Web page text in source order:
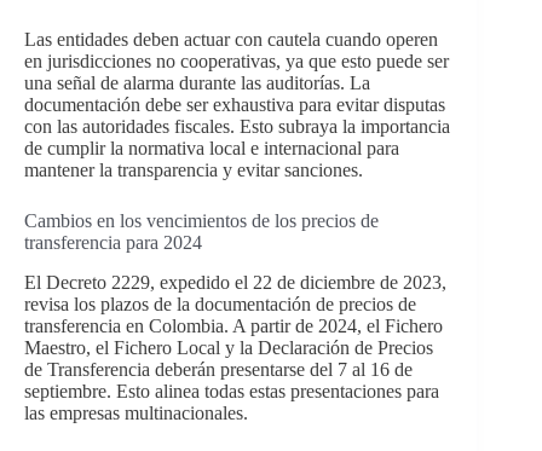
Las entidades deben actuar con cautela cuando operen
en jurisdicciones no cooperativas, ya que esto puede ser
una señal de alarma durante las auditorías. La
documentación debe ser exhaustiva para evitar disputas
con las autoridades fiscales. Esto subraya la importancia
de cumplir la normativa local e internacional para
mantener la transparencia y evitar sanciones.
Cambios en los vencimientos de los precios de
transferencia para 2024
El Decreto 2229, expedido el 22 de diciembre de 2023,
revisa los plazos de la documentación de precios de
transferencia en Colombia. A partir de 2024, el Fichero
Maestro, el Fichero Local y la Declaración de Precios
de Transferencia deberán presentarse del 7 al 16 de
septiembre. Esto alinea todas estas presentaciones para
las empresas multinacionales.